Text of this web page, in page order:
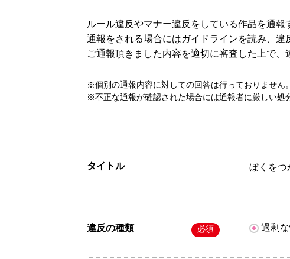
ルール違反やマナー違反をしている作品を通報
通報をされる場合にはガイドラインを読み、違
ご通報頂きました内容を適切に審査した上で
※個別の通報内容に対しての回答は行っておりません。
※不正な通報が確認された場合には通報者に厳しい処
タイトル ぼくをつ
違反の種類 必須 過剰